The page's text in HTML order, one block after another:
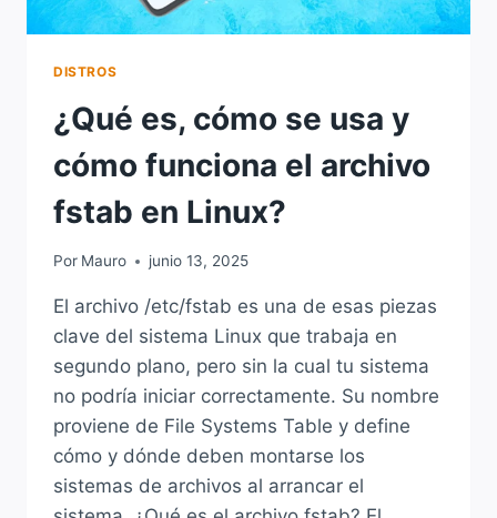
DISTROS
¿Qué es, cómo se usa y
cómo funciona el archivo
fstab en Linux?
Por Mauro junio 13, 2025
El archivo /etc/fstab es una de esas piezas
clave del sistema Linux que trabaja en
segundo plano, pero sin la cual tu sistema
no podría iniciar correctamente. Su nombre
proviene de File Systems Table y define
cómo y dónde deben montarse los
sistemas de archivos al arrancar el